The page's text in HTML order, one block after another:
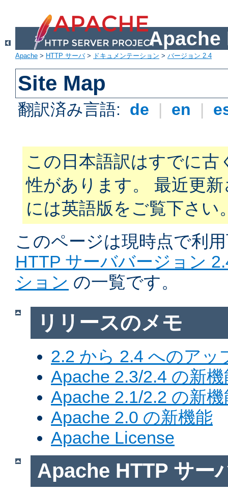
Apache
Apache > HTTP サーバ> ドキュメンテーション > バージョン 2.4
Site Map
翻訳済み言語: de | en |
この日本語訳はすでに古
性があります。 最近更
には英語版をご覧下さい
このページは現時点で利
HTTP サーババージョン
ション の一覧です。
リリースのメモ
2.2 から 2.4 へのアッ
Apache 2.3/2.4 の新機
Apache 2.1/2.2 の新機
Apache 2.0 の新機能
Apache License
Apache HTTP サー